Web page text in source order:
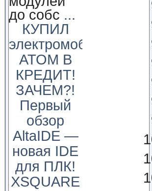
до собс ...
КУПИЛ
электромобиль
АТОМ В
КРЕДИТ!
ЗАЧЕМ?!
Первый
обзор
AltaIDE —
новая IDE
для ПЛК!
XSQUARE